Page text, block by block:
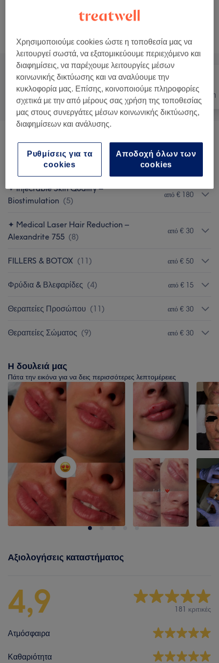
Προβολή Λεπτομερειών
Αναζήτηση υπηρεσιών
Όλα Αποτρίχωση
Before The BEACH Collection (4) από € 49
IV Wellness Therapy από € 200
✦ Injectable Skin Quality –
Biostimulation (5)
από € 180
✦ Medical Laser Hair Reduction –
Alexandrite 755 (8)
από € 30
FILLERS & BOTOX (11) από € 50
Φρύδια & Βλεφαρίδες (4) από € 15
Θεραπείες Προσώπου (11) από € 30
Θεραπείες Σώματος (9) από € 30
Η δουλειά μας
Πάτα την εικόνα για να δεις περισσότερες λεπτομέρειες
Αξιολογήσεις καταστήματος
4,9 181 κριτικές
Ατμόσφαιρα
Καθαριότητα
Χρησιμοποιούμε cookies ώστε η τοποθεσία μας να
λειτουργεί σωστά, να εξατομικεύουμε περιεχόμενο και
διαφημίσεις, να παρέχουμε λειτουργίες μέσων
κοινωνικής δικτύωσης και να αναλύουμε την
κυκλοφορία μας. Επίσης, κοινοποιούμε πληροφορίες
σχετικά με την από μέρους σας χρήση της τοποθεσίας
μας στους συνεργάτες μέσων κοινωνικής δικτύωσης,
διαφημίσεων και ανάλυσης.
Αποδοχή όλων των
cookies
Ρυθμίσεις για τα
cookies